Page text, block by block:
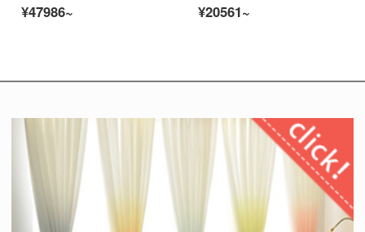
¥47986~
¥20561~